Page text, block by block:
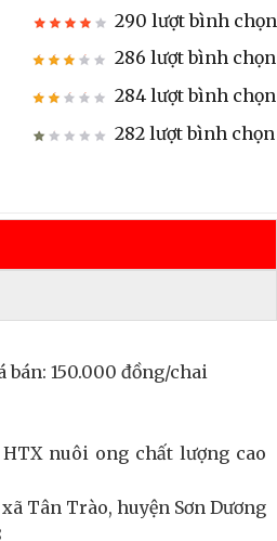
290 lượt bình chọn
286 lượt bình chọn
284 lượt bình chọn
282 lượt bình chọn
150.000 đồng/chai
nuôi ong chất lượng cao
Tân Trào, huyện Sơn Dương